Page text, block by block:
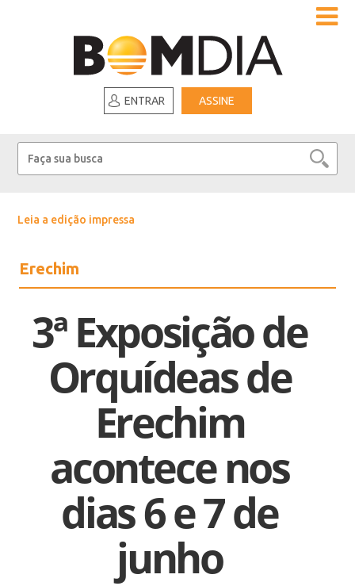
ENTRAR ASSINE
Leia a edição impressa
Erechim
3ª Exposição de
Orquídeas de
Erechim
acontece nos
dias 6 e 7 de
junho